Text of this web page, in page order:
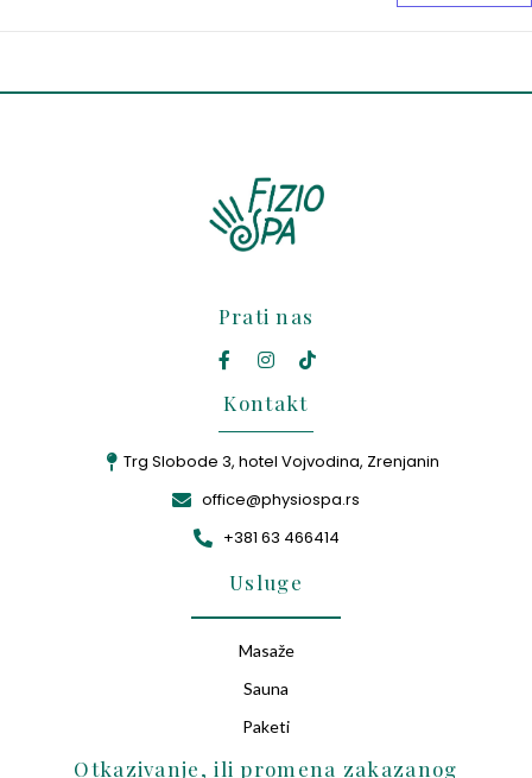
Prati nas
Kontakt
Trg Slobode 3, hotel Vojvodina, Zrenjanin
office@physiospa.rs
+381 63 466414
Usluge
Masaže
Sauna
Paketi
Otkazivanje, ili promena zakazanog